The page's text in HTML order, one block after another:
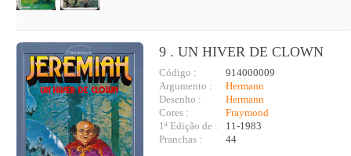
9 . UN HIVER DE CLOWN
Código :
914000009
Argumento :
Hermann
Desenho :
Hermann
Cores :
Fraymond
1ª Edição de :
11-1983
Pranchas :
44